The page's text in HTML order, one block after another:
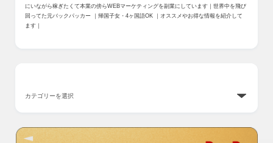
にいながら稼ぎたくて本業の傍らWEBマーケティングを副業にしています｜世界中を飛び
回ってた元バックパッカー ｜帰国子女・4ヶ国語OK ｜オススメやお得な情報を紹介して
ます｜